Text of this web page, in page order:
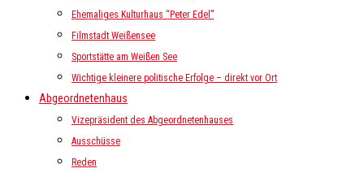
Ehemaliges Kulturhaus “Peter Edel”
Filmstadt Weißensee
Sportstätte am Weißen See
Wichtige kleinere politische Erfolge – direkt vor Ort
Abgeordnetenhaus
Vizepräsident des Abgeordnetenhauses
Ausschüsse
Reden